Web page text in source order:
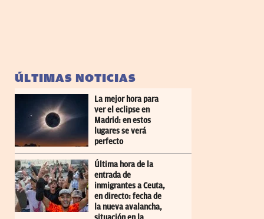
ÚLTIMAS NOTICIAS
La mejor hora para
ver el eclipse en
Madrid: en estos
lugares se verá
perfecto
Última hora de la
entrada de
inmigrantes a Ceuta,
en directo: fecha de
la nueva avalancha,